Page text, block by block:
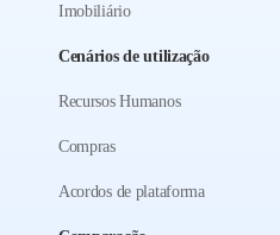
Imobiliário
Cenários de utilização
Recursos Humanos
Compras
Acordos de plataforma